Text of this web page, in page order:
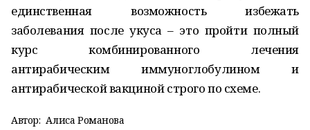
единственная возможность избежать
заболевания после укуса – это пройти полный
курс комбинированного лечения
антирабическим иммуноглобулином и
антирабической вакциной строго по схеме.
Автор: Алиса Романова